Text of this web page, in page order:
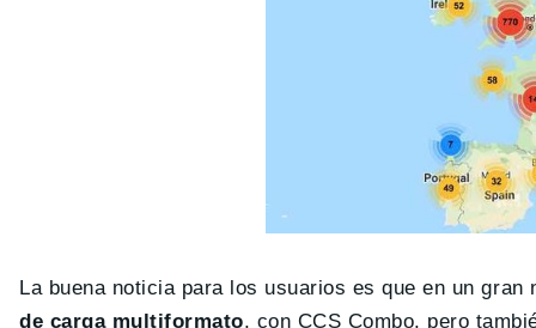
La buena noticia para los usuarios es que en un
de carga multiformato, con CCS Combo, pero